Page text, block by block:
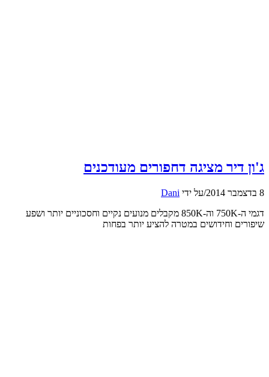
ג'ון דיר מציגה דחפורים מעודכנים
8 בדצמבר 2014 /על ידי Dani
דגמי ה-750K וה-850K מקבלים מנועים נקיים וחסכוניים יותר ושפע
שיפורים וחידושים במטרה להציע יותר בפחות